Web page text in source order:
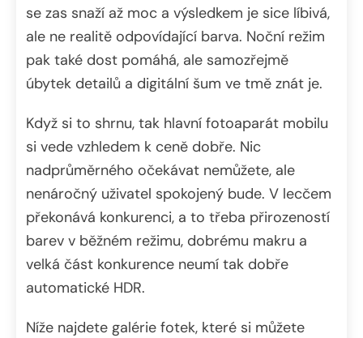
se zas snaží až moc a výsledkem je sice líbivá,
ale ne realitě odpovídající barva. Noční režim
pak také dost pomáhá, ale samozřejmě
úbytek detailů a digitální šum ve tmě znát je.
Když si to shrnu, tak hlavní fotoaparát mobilu
si vede vzhledem k ceně dobře. Nic
nadprůměrného očekávat nemůžete, ale
nenáročný uživatel spokojený bude. V lecčem
překonává konkurenci, a to třeba přirozeností
barev v běžném režimu, dobrému makru a
velká část konkurence neumí tak dobře
automatické HDR.
Níže najdete galérie fotek, které si můžete